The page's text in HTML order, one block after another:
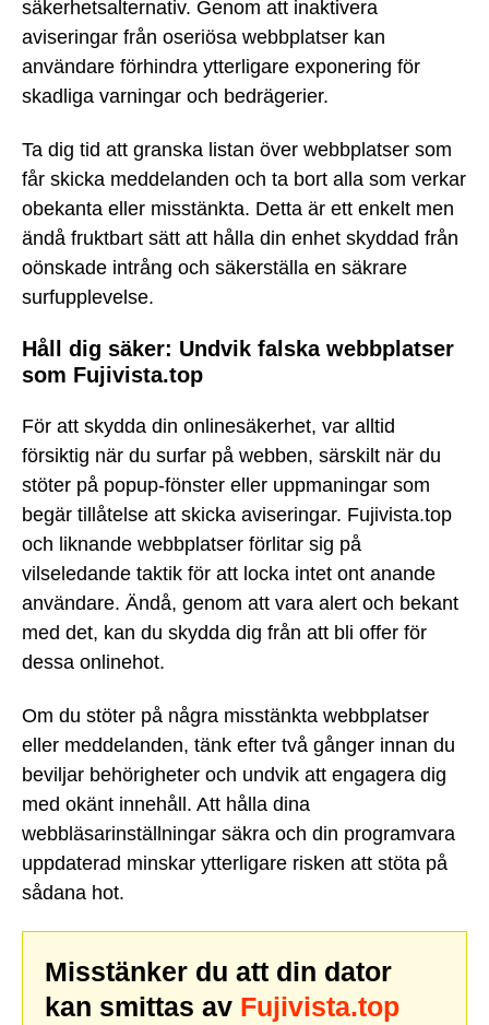
säkerhetsalternativ. Genom att inaktivera
aviseringar från oseriösa webbplatser kan
användare förhindra ytterligare exponering för
skadliga varningar och bedrägerier.
Ta dig tid att granska listan över webbplatser som
får skicka meddelanden och ta bort alla som verkar
obekanta eller misstänkta. Detta är ett enkelt men
ändå fruktbart sätt att hålla din enhet skyddad från
oönskade intrång och säkerställa en säkrare
surfupplevelse.
Håll dig säker: Undvik falska webbplatser
som Fujivista.top
För att skydda din onlinesäkerhet, var alltid
försiktig när du surfar på webben, särskilt när du
stöter på popup-fönster eller uppmaningar som
begär tillåtelse att skicka aviseringar. Fujivista.top
och liknande webbplatser förlitar sig på
vilseledande taktik för att locka intet ont anande
användare. Ändå, genom att vara alert och bekant
med det, kan du skydda dig från att bli offer för
dessa onlinehot.
Om du stöter på några misstänkta webbplatser
eller meddelanden, tänk efter två gånger innan du
beviljar behörigheter och undvik att engagera dig
med okänt innehåll. Att hålla dina
webbläsarinställningar säkra och din programvara
uppdaterad minskar ytterligare risken att stöta på
sådana hot.
Misstänker du att din dator
kan smittas av Fujivista.top